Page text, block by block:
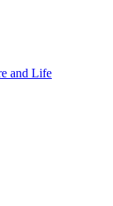
and Life